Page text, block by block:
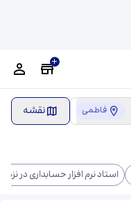
فاطمی نقشه
استاد نرم افزار حسابداری در